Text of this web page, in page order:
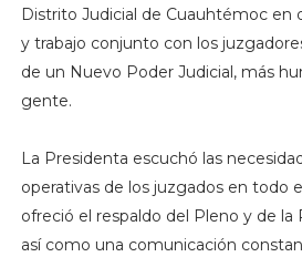
Distrito Judicial de Cuauhtémoc en
y trabajo conjunto con los
de un Nuevo Poder Judicial, más
gente.
La Presidenta escuchó las
operativas de los juzgados en todo
ofreció el respaldo del Pleno y de la
así como una comunicación